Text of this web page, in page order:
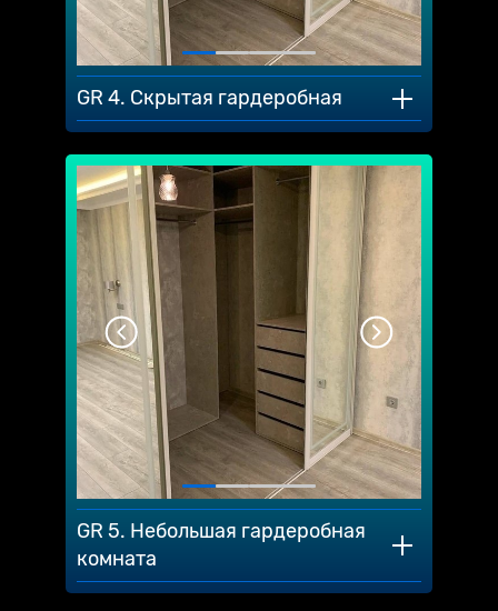
GR 4. Скрытая гардеробная
GR 5. Небольшая гардеробная
комната